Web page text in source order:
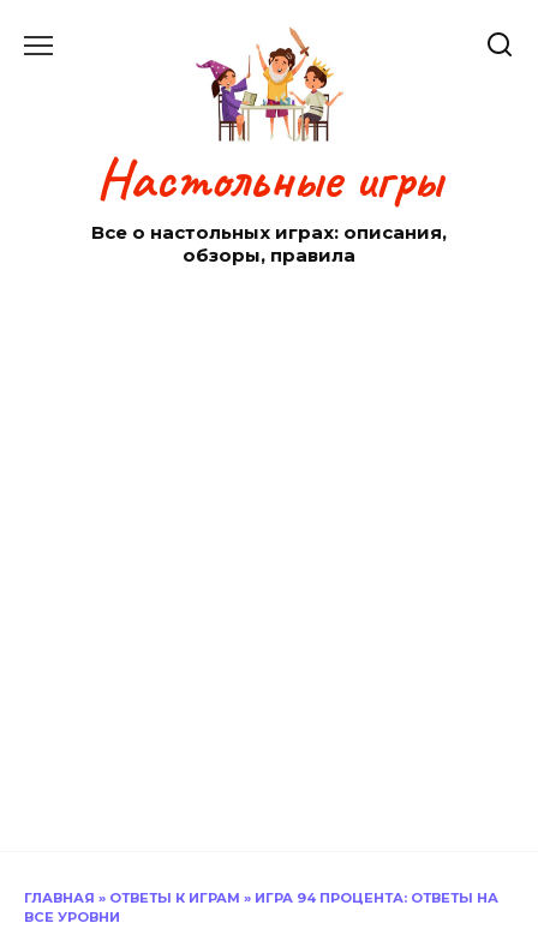
Настольные игры
Все о настольных играх: описания,
обзоры, правила
ГЛАВНАЯ » ОТВЕТЫ К ИГРАМ » ИГРА 94 ПРОЦЕНТА: ОТВЕТЫ НА
ВСЕ УРОВНИ